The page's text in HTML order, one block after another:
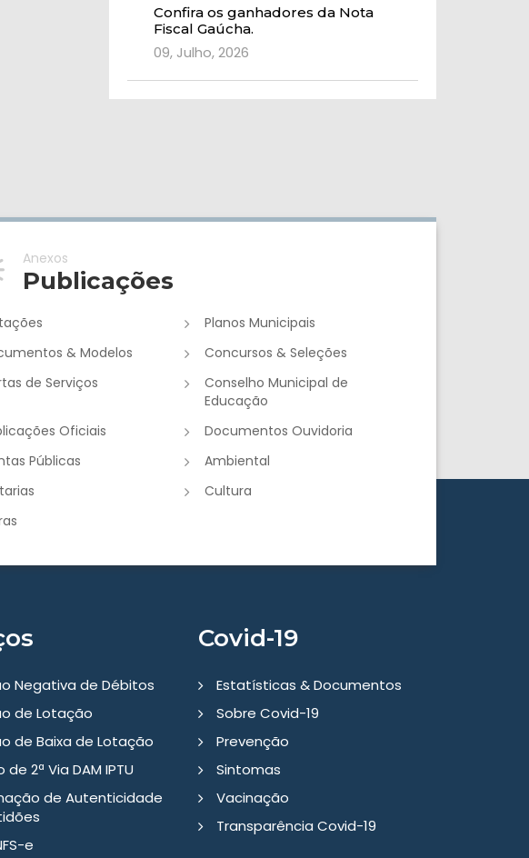
Confira os ganhadores da Nota
Fiscal Gaúcha.
09, Julho, 2026
Anexos
Publicações
Planos Municipais
& Modelos
Concursos & Seleções
de Serviços
Conselho Municipal de
Educação
Oficiais
Documentos Ouvidoria
Públicas
Ambiental
Cultura
Negativa de Débitos
de Lotação
de Baixa de Lotação
de 2ª Via DAM IPTU
de Autenticidade
e
Covid-19
Estatísticas & Documentos
Sobre Covid-19
Prevenção
Sintomas
Vacinação
Transparência Covid-19